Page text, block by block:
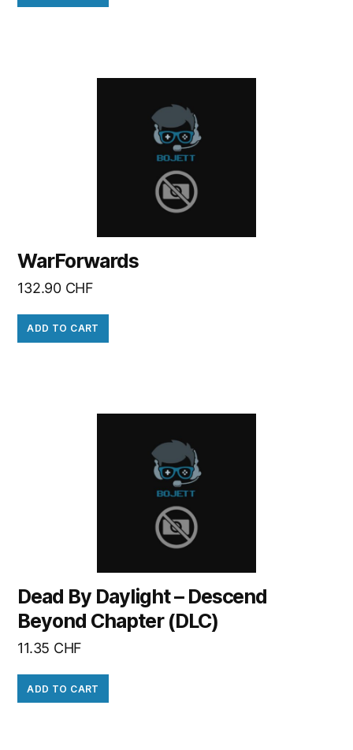
WarForwards
132.90 CHF
ADD TO CART
Dead By Daylight – Descend
Beyond Chapter (DLC)
11.35 CHF
ADD TO CART